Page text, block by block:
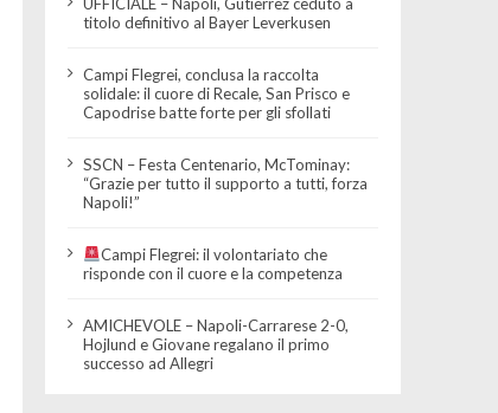
titolo definitivo al Bayer Leverkusen
Campi Flegrei, conclusa la raccolta
solidale: il cuore di Recale, San Prisco e
Capodrise batte forte per gli sfollati
SSCN – Festa Centenario, McTominay:
“Grazie per tutto il supporto a tutti, forza
Napoli!”
Campi Flegrei: il volontariato che
risponde con il cuore e la competenza
AMICHEVOLE – Napoli-Carrarese 2-0,
Hojlund e Giovane regalano il primo
successo ad Allegri